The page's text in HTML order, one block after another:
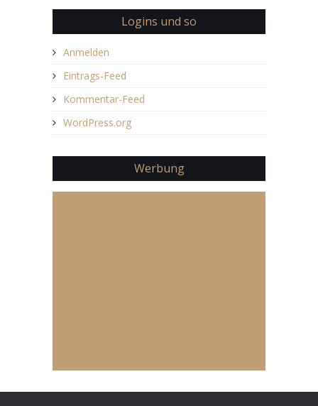
Logins und so
Anmelden
Eintrags-Feed
Kommentar-Feed
WordPress.org
Werbung